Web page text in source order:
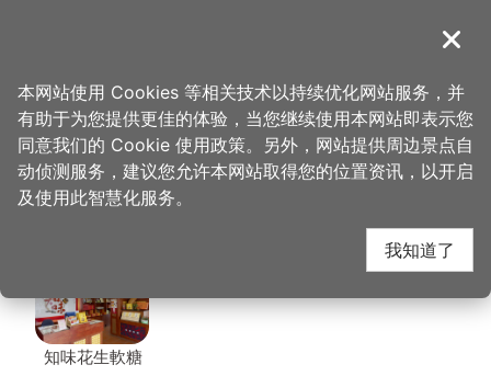
導覽
首页 > 想去的地方 > 住宿 > 慕杉居
慕杉居 周边店家
知味花生軟糖
关闭
本网站使用 Cookies 等相关技术以持续优化网站服务，并
有助于为您提供更佳的体验，当您继续使用本网站即表示您
同意我们的 Cookie 使用政策。另外，网站提供周边景点自
动侦测服务，建议您允许本网站取得您的位置资讯，以开启
及使用此智慧化服务。
我知道了